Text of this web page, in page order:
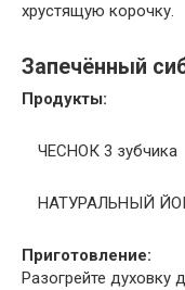
хрустящую корочку.
Запечённый
Продукты:
ЧЕСНОК 3 зубчика
НАТУРАЛЬНЫЙ
Приготовление:
Разогрейте духовку